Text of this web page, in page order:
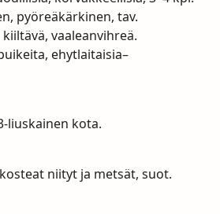
pyöreäkärkinen, tav.
vaaleanvihreä.
ehytlaitaisia–
liuskainen kota.
niityt ja metsät, suot.